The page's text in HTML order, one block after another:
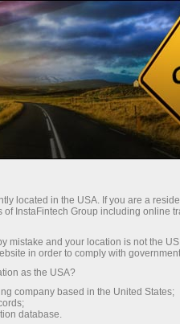
Савдо
Ҳамкорлар учун
located in the USA. If you are a
InstaFintech Group including online
mistake and your location is not the
in order to comply with
as the USA?
company based in the United States;
database.